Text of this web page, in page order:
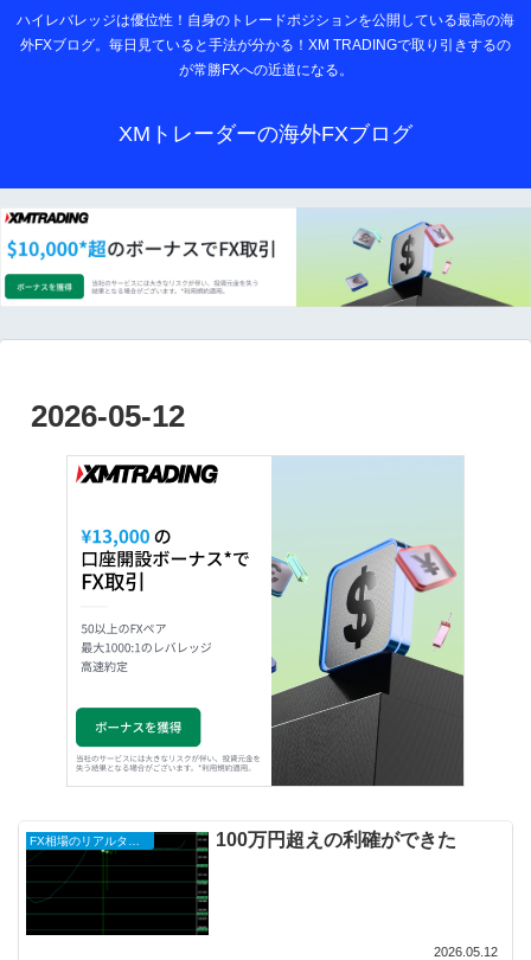
ハイレバレッジは優位性！自身のトレードポジションを公開している最高の海
外FXブログ。毎日見ていると手法が分かる！XM TRADINGで取り引きするの
が常勝FXへの近道になる。
XMトレーダーの海外FXブログ
2026-05-12
FX相場のリアルタイム情報2026 100万円超えの利確ができた
2026.05.12